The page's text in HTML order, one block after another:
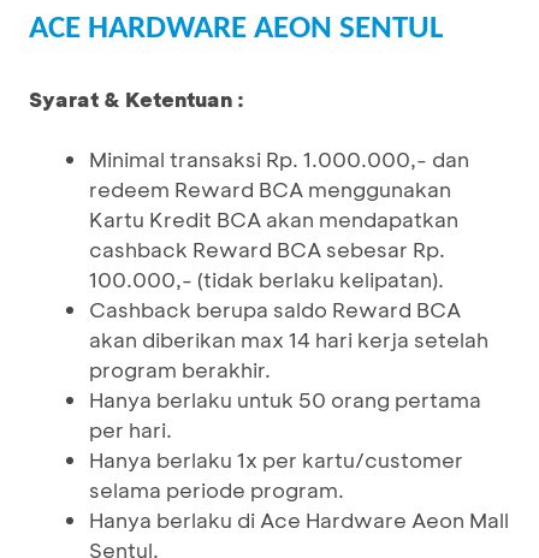
ACE HARDWARE AEON SENTUL
Syarat & Ketentuan :
Minimal transaksi Rp. 1.000.000,- dan
redeem Reward BCA menggunakan
Kartu Kredit BCA akan mendapatkan
cashback Reward BCA sebesar Rp.
100.000,- (tidak berlaku kelipatan).
Cashback berupa saldo Reward BCA
akan diberikan max 14 hari kerja setelah
program berakhir.
Hanya berlaku untuk 50 orang pertama
per hari.
Hanya berlaku 1x per kartu/customer
selama periode program.
Hanya berlaku di Ace Hardware Aeon Mall
Sentul.